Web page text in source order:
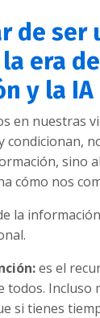
de ser
era
y la IA
en nuestras
condicionan,
sino
cómo nos
la
es el
todos. Incluso
si tienes